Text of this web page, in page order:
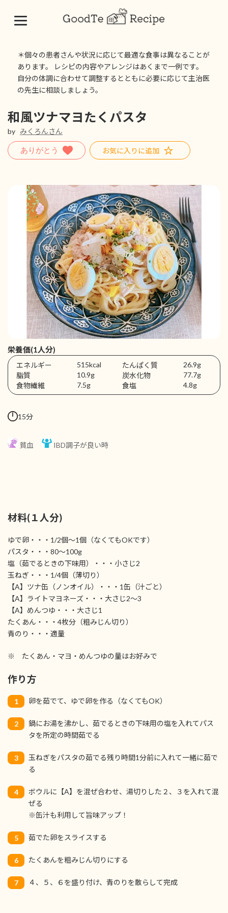
＊個々の患者さんや状況に応じて最適な食事は異なることが
あります。 レシピの内容やアレンジはあくまで一例です。
自分の体調に合わせて調整するとともに必要に応じて主治医
の先生に相談しましょう。
和風ツナマヨたくパスタ
by みくろんさん
お気に入りに追加
栄養価(1人分)
エネルギー 515kcal たんぱく質
26.9g
脂質
10.9g 炭水化物
77.7g
食物繊維
7.5g 食塩 4.8g
15分
貧血 IBD調子が良い時
材料(１人分)
ゆで卵・・・1/2個～1個（なくてもOKです）
パスタ・・・80～100g
塩（茹でるときの下味用）・・・小さじ2
玉ねぎ・・・1/4個（薄切り）
【A】ツナ缶（ノンオイル）・・・1缶（汁ごと）
【A】ライトマヨネーズ・・・大さじ2～3
【A】めんつゆ・・・大さじ1
たくあん・・・4枚分（粗みじん切り）
青のり・・・適量
※ たくあん・マヨ・めんつゆの量はお好みで
作り方
1 卵を茹でて、ゆで卵を作る（なくてもOK）
2
鍋にお湯を沸かし、茹でるときの下味用の塩を入れてパス
タを所定の時間茹でる
3
玉ねぎをパスタの茹でる残り時間1分前に入れて一緒に茹で
る
4
ボウルに【A】を混ぜ合わせ、湯切りした２、３を入れて混
ぜる
※缶汁も利用して旨味アップ！
5 茹でた卵をスライスする
6 たくあんを粗みじん切りにする
7 ４、５、６を盛り付け、青のりを散らして完成